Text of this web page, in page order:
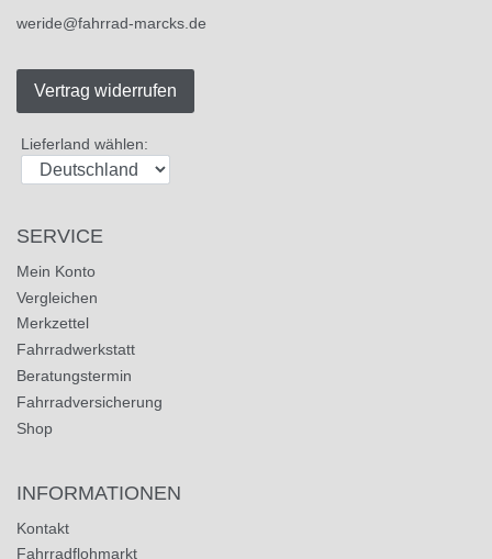
weride@fahrrad-marcks.de
Vertrag widerrufen
Lieferland wählen:
SERVICE
Mein Konto
Vergleichen
Merkzettel
Fahrradwerkstatt
Beratungstermin
Fahrradversicherung
Shop
INFORMATIONEN
Kontakt
Fahrradflohmarkt